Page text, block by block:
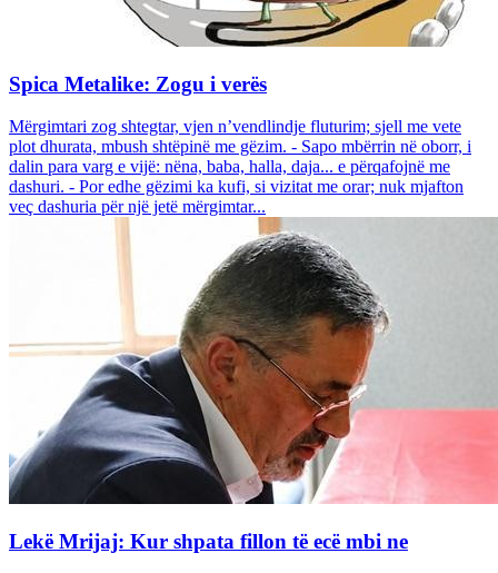
Spica Metalike: Zogu i verës
Mërgimtari zog shtegtar, vjen n’vendlindje fluturim; sjell me vete
plot dhurata, mbush shtëpinë me gëzim. - Sapo mbërrin në oborr, i
dalin para varg e vijë: nëna, baba, halla, daja... e përqafojnë me
dashuri. - Por edhe gëzimi ka kufi, si vizitat me orar; nuk mjafton
veç dashuria për një jetë mërgimtar...
Lekë Mrijaj: Kur shpata fillon të ecë mbi ne